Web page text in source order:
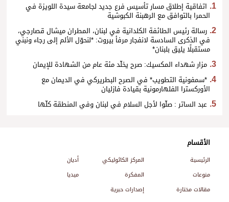
اتفاقية إطلاق مسار تأسيس فرع جديد لجامعة سيدة اللويزة في
الحمرا بالتوافق مع الرهبنة الكبوشية
رسالة رئيس الطائفة الكلدانية في لبنان، المطران ميشال قصارجي،
في الذكرى السادسة لانفجار مرفأ بيروت: *لنحوّل الألم إلى رجاء ونبني
مستقبلًا يليق بلبنان*
مزار شهداء المكسيك: صرح يخلّد مئة عام من الشهادة للإيمان
*سمفونية التطويب* في الصرح البطريركي في الديمان مع
الأوركسترا الفلهارمونية بقيادة فازليان
عبد الساتر : صلّوا لأجل السلام في لبنان وفي المنطقة كلّها
الأقسام
الرئيسية المركز الكاثوليكي
أديان
منوعات
المفكرة
ميديا
مقالات مختارة
إصدارات حبرية